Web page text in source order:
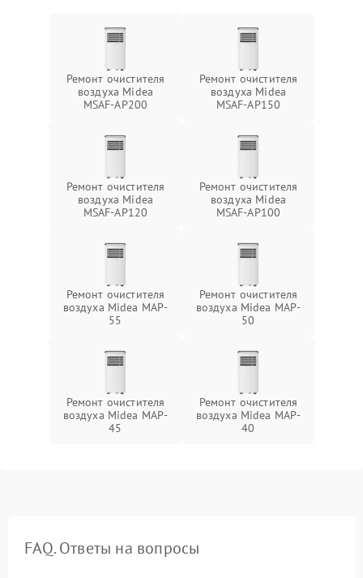
Ремонт очистителя
воздуха Midea
MSAF-AP200
Ремонт очистителя
воздуха Midea
MSAF-AP150
Ремонт очистителя
воздуха Midea
MSAF-AP120
Ремонт очистителя
воздуха Midea
MSAF-AP100
Ремонт очистителя
воздуха Midea MAP-
55
Ремонт очистителя
воздуха Midea MAP-
50
Ремонт очистителя
воздуха Midea MAP-
45
Ремонт очистителя
воздуха Midea MAP-
40
FAQ. Ответы на вопросы